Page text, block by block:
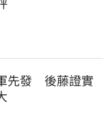
先發　後藤證實